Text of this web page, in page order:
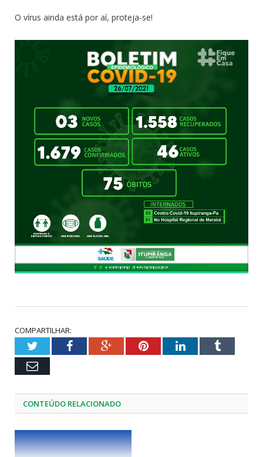
O vírus ainda está por aí, proteja-se!
COMPARTILHAR:
TwitterFacebookGoogle+PinterestLinkedInTumblr
Email
CONTEÚDO RELACIONADO